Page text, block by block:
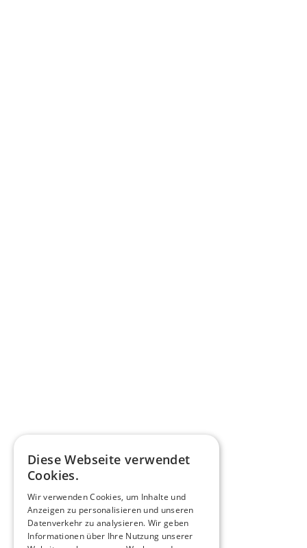
Diese Webseite verwendet
Cookies.
Wir verwenden Cookies, um Inhalte und
Anzeigen zu personalisieren und unseren
Datenverkehr zu analysieren. Wir geben
Informationen über Ihre Nutzung unserer